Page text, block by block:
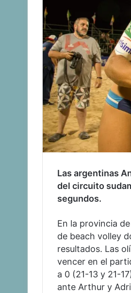
Las argentinas
del circuito
segundos.
En la provincia
de beach volley
resultados. Las
vencer en el
a 0 (21-13 y 21-
ante Arthur y